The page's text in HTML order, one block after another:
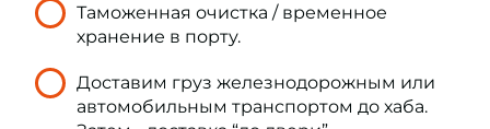
Таможенная очистка / временное
хранение в порту.
Доставим груз железнодорожным или
автомобильным транспортом до хаба.